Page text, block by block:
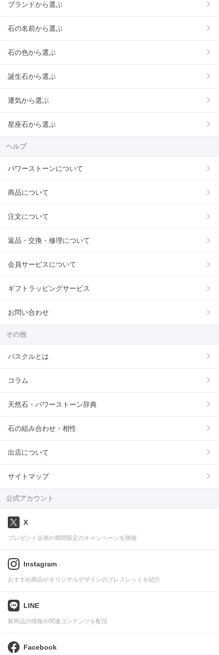
ブランドから選ぶ
石の名前から選ぶ
石の色から選ぶ
誕生石から選ぶ
運気から選ぶ
星座石から選ぶ
ヘルプ
パワーストーンについて
商品について
注文について
返品・交換・修理について
会員サービスについて
ギフトラッピングサービス
お問い合わせ
その他
パスクルとは
コラム
天然石・パワーストーン辞典
石の組み合わせ・相性
出店について
サイトマップ
公式アカウント
X
プレゼント企画や期間限定のキャンペーンを開催
Instagram
おすすめ商品やオリジナルデザインのブレスレットを紹介
LINE
新商品の情報や関連コンテンツを配信
Facebook